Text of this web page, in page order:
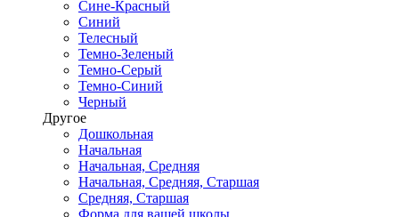
Сине-Красный
Синий
Телесный
Темно-Зеленый
Темно-Серый
Темно-Синий
Черный
Другое
Дошкольная
Начальная
Начальная, Средняя
Начальная, Средняя, Старшая
Средняя, Старшая
Форма для вашей школы